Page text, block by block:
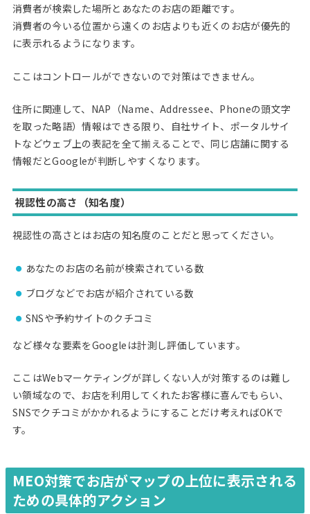
消費者が検索した場所とあなたのお店の距離です。
消費者の今いる位置から遠くのお店よりも近くのお店が優先的
に表示れるようになります。
ここはコントロールができないので対策はできません。
住所に関連して、NAP（Name、Addressee、Phoneの頭文字
を取った略語）情報はできる限り、自社サイト、ポータルサイ
トなどウェブ上の表記を全て揃えることで、同じ店舗に関する
情報だとGoogleが判断しやすくなります。
視認性の高さ（知名度）
視認性の高さとはお店の知名度のことだと思ってください。
あなたのお店の名前が検索されている数
ブログなどでお店が紹介されている数
SNSや予約サイトのクチコミ
など様々な要素をGoogleは計測し評価しています。
ここはWebマーケティングが詳しくない人が対策するのは難し
い領域なので、お店を利用してくれたお客様に喜んでもらい、
SNSでクチコミがかかれるようにすることだけ考えればOKで
す。
MEO対策でお店がマップの上位に表示される
ための具体的アクション